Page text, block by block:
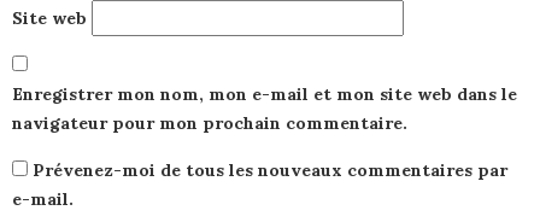
Site web
Enregistrer mon nom, mon e-mail et mon site web dans le
navigateur pour mon prochain commentaire.
Prévenez-moi de tous les nouveaux commentaires par
e-mail.